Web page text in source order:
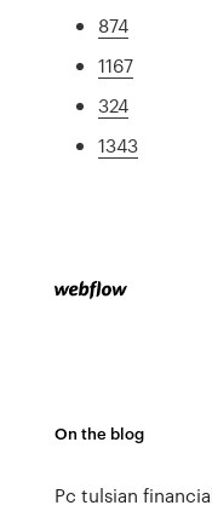
874
1167
324
1343
On the blog
Pc tulsian